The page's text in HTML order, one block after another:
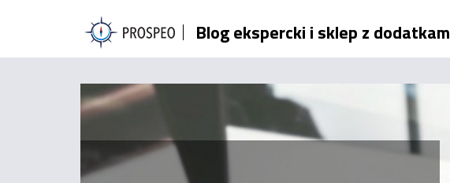
treści
Blog ekspercki i sklep z